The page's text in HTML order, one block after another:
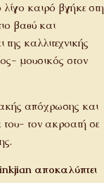
καιρό βγήκε στη
βαθύ και
καλλιτεχνικής
μουσικός στον
απόχρωσης και
του- τον ακροατή σε
αποκαλύπτει